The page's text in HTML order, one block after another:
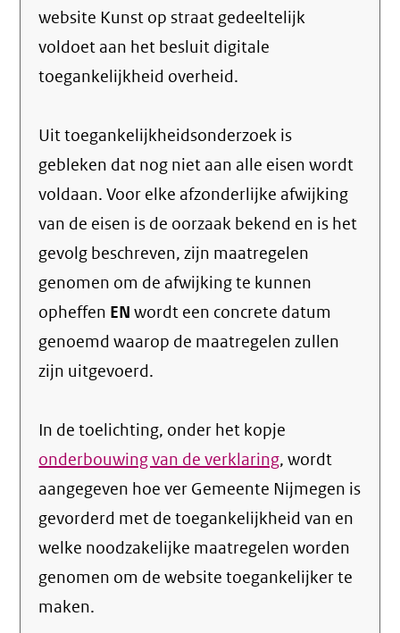
website Kunst op straat gedeeltelijk
voldoet aan het besluit digitale
toegankelijkheid overheid.
Uit toegankelijkheidsonderzoek is
gebleken dat nog niet aan alle eisen wordt
voldaan. Voor elke afzonderlijke afwijking
van de eisen is de oorzaak bekend en is het
gevolg beschreven, zijn maatregelen
genomen om de afwijking te kunnen
opheffen EN wordt een concrete datum
genoemd waarop de maatregelen zullen
zijn uitgevoerd.
In de toelichting, onder het kopje
onderbouwing van de verklaring, wordt
aangegeven hoe ver Gemeente Nijmegen is
gevorderd met de toegankelijkheid van en
welke noodzakelijke maatregelen worden
genomen om de website toegankelijker te
maken.